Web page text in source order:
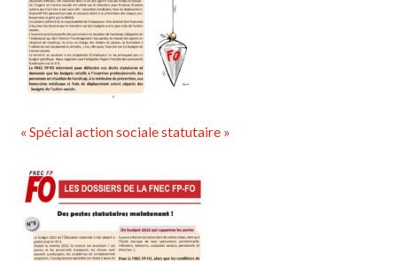
« Spécial action sociale statutaire »